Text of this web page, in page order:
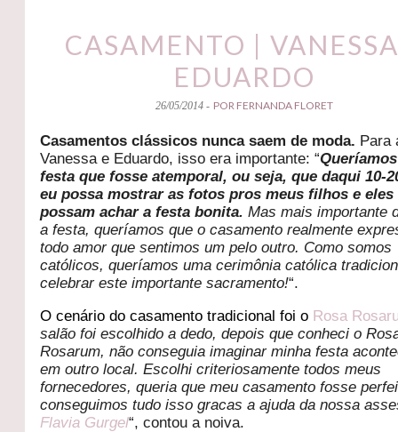
CASAMENTO |
EDUARDO
26/05/2014 - POR FERNANDA FLORET
Casamentos clássicos nunca saem de moda. Para
Vanessa e Eduardo, isso era importante: “
festa que fosse atemporal, ou seja, que daqui 10-
eu possa mostrar as fotos pros meus filhos e eles
possam achar a festa bonita. Mas mais importante
a festa, queríamos que o casamento realmente
todo amor que sentimos um pelo outro. Como somos
católicos, queríamos uma cerimônia católica
celebrar este importante sacramento!“.
O cenário do casamento tradicional foi o Rosa
salão foi escolhido a dedo, depois que conheci o
Rosarum, não conseguia imaginar minha festa
em outro local. Escolhi criteriosamente todos meus
fornecedores, queria que meu casamento fosse
conseguimos tudo isso gracas a ajuda da nossa
Flavia Gurgel“, contou a noiva.